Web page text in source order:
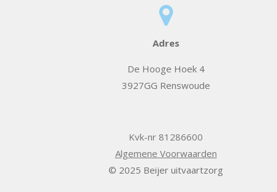
Adres
De Hooge Hoek 4
3927GG Renswoude
Kvk-nr 81286600
Algemene Voorwaarden
© 2025 Beijer uitvaartzorg